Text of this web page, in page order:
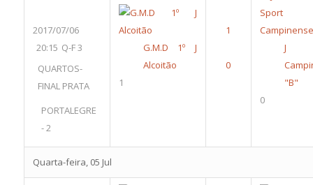
2017/07/06
20:15 Q-F 3
QUARTOS-
FINAL PRATA
PORTALEGRE
- 2
G.M.D 1º J
Alcoitão
1
J
"B"
0
Quarta-feira, 05 Jul